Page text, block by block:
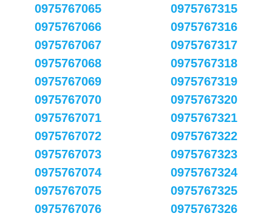
0975767065
0975767066
0975767067
0975767068
0975767069
0975767070
0975767071
0975767072
0975767073
0975767074
0975767075
0975767076
0975767315
0975767316
0975767317
0975767318
0975767319
0975767320
0975767321
0975767322
0975767323
0975767324
0975767325
0975767326